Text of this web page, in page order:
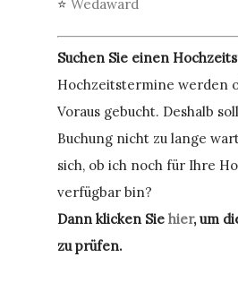
⭐Wedaward
Suchen Sie einen
Hochzeitstermine werden
Voraus gebucht. Deshalb
Buchung nicht zu lange
sich, ob ich noch für Ihre
verfügbar bin?
Dann klicken Siehier, um
zu prüfen.